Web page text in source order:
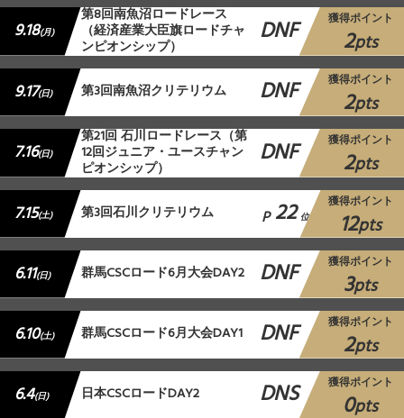
9.18(月)
第8回南魚沼ロードレース
（経済産業大臣旗ロードチャ
ンピオンシップ） DNF 獲得ポイント
2pts
9.17(日) 第3回南魚沼クリテリウム DNF 獲得ポイント
2pts
7.16(日)
第21回 石川ロードレース（第
12回ジュニア・ユースチャン
ピオンシップ） DNF 獲得ポイント
2pts
7.15(土) 第3回石川クリテリウム P 22 位
獲得ポイント
12pts
6.11(日) 群馬CSCロード6月大会DAY2 DNF 獲得ポイント
3pts
6.10(土) 群馬CSCロード6月大会DAY1 DNF 獲得ポイント
2pts
6.4(日) 日本CSCロードDAY2 DNS 獲得ポイント
0pts